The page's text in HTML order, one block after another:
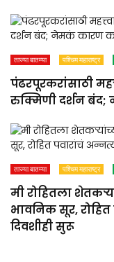
ताज्या बातम्या पश्चिम महाराष्ट्र
पंढरपूरकरांसाठी
रुक्मिणी दर्शन
ताज्या बातम्या पश्चिम महाराष्ट्र
मी रोहितला
भावनिक सूर,
दिवशीही सुरू